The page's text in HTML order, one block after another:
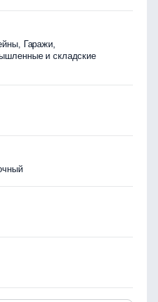
Гаражи,
и складские